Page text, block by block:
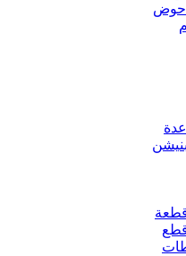
حوض